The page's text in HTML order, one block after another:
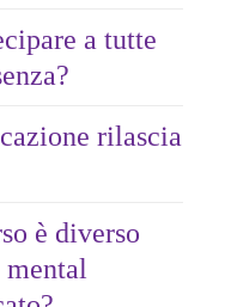
a tutte
rilascia
è diverso
nel
vincere
e fair play